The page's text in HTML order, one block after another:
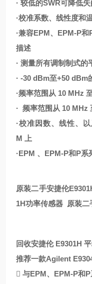
· 较低的SWR可降低
·校准系数、线性度和
·兼容EPM、EPM-P和
描述
· 测量所有调制制式的
· -30 dBm至+50 dBm
·频率范围从 10 MHz
· 频率范围从 10 MHz
·校准因数、线性、
M 上
·EPM 、EPM-P和P系
原装二手安捷伦
1H功率传感器 原装二
回收安捷伦 E9301H
推荐一款Agilent
 与EPM、EPM-P和